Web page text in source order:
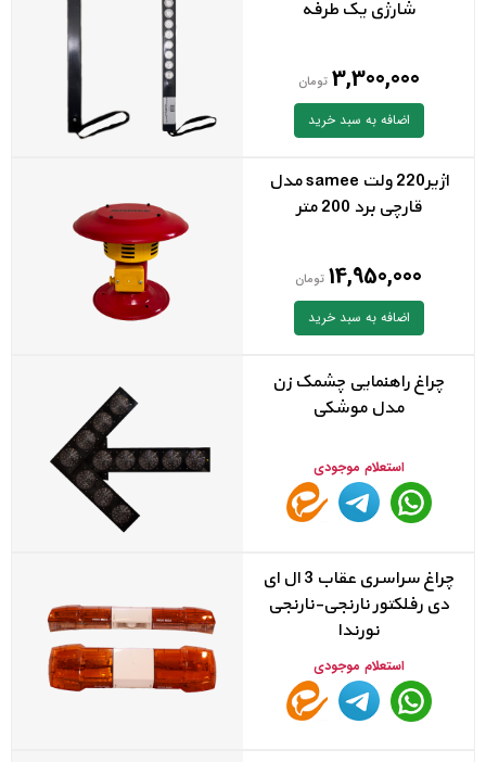
شارژی یک طرفه
3,300,000 تومان
اضافه به سبد خرید
اژیر220 ولت samee مدل
قارچی برد 200 متر
14,950,000 تومان
اضافه به سبد خرید
چراغ راهنمایی چشمک زن
مدل موشکی
استعلام موجودی
چراغ سراسری عقاب 3 ال ای
دی رفلکتور نارنجی-نارنجی
نورندا
استعلام موجودی